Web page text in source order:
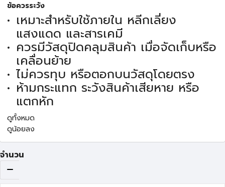
ข้อควรระวัง
เหมาะสำหรับใช้ภายใน หลีกเลี่ยง
แสงแดด และสารเคมี
ควรมีวัสดุปิดคลุมสินค้า เมื่อจัดเก็บหรือ
เคลื่อนย้าย
ไม่ควรทุบ หรือตอกบนวัสดุโดยตรง
ห้ามกระแทก ระวังสินค้าเสียหาย หรือ
แตกหัก
ดูทั้งหมด
ดูน้อยลง
จำนวน